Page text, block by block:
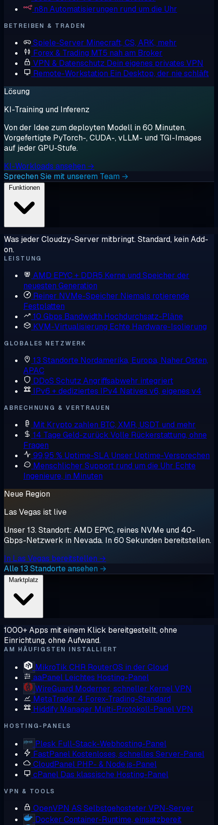
n8n Automatisierungen rund um die Uhr
BETREIBEN & TRADEN
Spiele-Server Minecraft, CS, ARK, mehr
Forex & Trading MT5 nah am Broker
VPN & Datenschutz Dein eigenes privates VPN
Remote-Workstation Ein Desktop, der nie schläft
Lösung
KI-Training und Inferenz
Von der Idee zum deployten Modell in 60 Minuten.
Vorgefertigte PyTorch-, CUDA-, vLLM- und TGI-Images
auf jeder GPU-Stufe.
KI-Workloads ansehen →
Sprechen Sie mit unserem Team →
Was jeder Cloudzy-Server mitbringt. Standard, kein Add-
on.
LEISTUNG
AMD EPYC + DDR5 Kerne und Speicher der
neuesten Generation
Reiner NVMe-Speicher Niemals rotierende
Festplatten
10 Gbps Bandwidth Hochdurchsatz-Pläne
KVM-Virtualisierung Echte Hardware-Isolierung
GLOBALES NETZWERK
13 Standorte Nordamerika, Europa, Naher Osten,
APAC
DDoS Schutz Angriffsabwehr integriert
IPv6 + dediziertes IPv4 Natives v6, eigenes v4
ABRECHNUNG & VERTRAUEN
Mit Krypto zahlen BTC, XMR, USDT und mehr
14 Tage Geld-zurück Volle Rückerstattung, ohne
Fragen
99,95 % Uptime-SLA Unser Uptime-Versprechen
Menschlicher Support rund um die Uhr Echte
Ingenieure, in Minuten
Neue Region
Las Vegas ist live
Unser 13. Standort: AMD EPYC, reines NVMe und 40-
Gbps-Netzwerk in Nevada. In 60 Sekunden bereitstellen.
In Las Vegas bereitstellen →
Alle 13 Standorte ansehen →
1000+ Apps mit einem Klick bereitgestellt, ohne
Einrichtung, ohne Aufwand.
AM HÄUFIGSTEN INSTALLIERT
MikroTik CHR RouterOS in der Cloud
aaPanel Leichtes Hosting-Panel
WireGuard Moderner, schneller Kernel VPN
MetaTrader 4 Forex-Trading-Standard
Hiddify Manager Multi-Protokoll-Panel VPN
HOSTING-PANELS
Plesk Full-Stack-Webhosting-Panel
FastPanel Kostenloses, schnelles Server-Panel
CloudPanel PHP- & Node.js-Panel
cPanel Das klassische Hosting-Panel
VPN & TOOLS
OpenVPN AS Selbstgehosteter VPN-Server
Docker Container-Runtime, einsatzbereit